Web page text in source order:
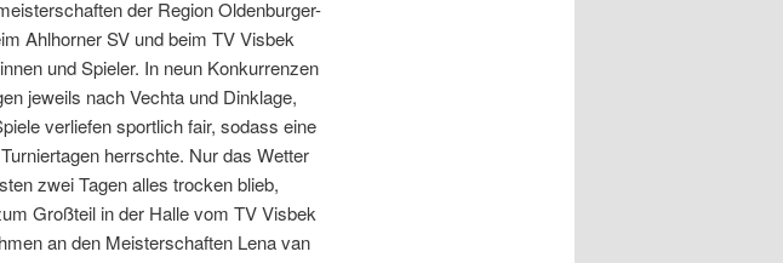
der Region Oldenburger-
Ahlhorner SV und beim TV Visbek
und Spieler. In neun Konkurrenzen
jeweils nach Vechta und Dinklage,
verliefen sportlich fair, sodass eine
herrschte. Nur das Wetter
zwei Tagen alles trocken blieb,
Großteil in der Halle vom TV Visbek
an den Meisterschaften Lena van